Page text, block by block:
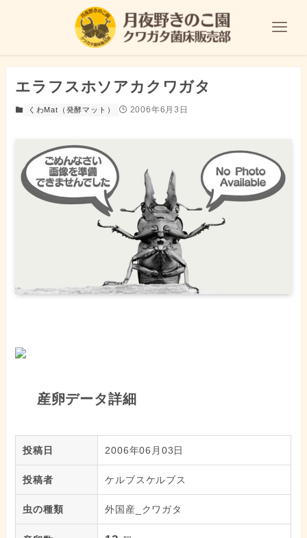
エラフスホソアカクワガタ
くわMat（発酵マット） 2006年6月3日
産卵データ詳細
投稿日 2006年06月03日
投稿者 ケルブスケルブス
虫の種類 外国産_クワガタ